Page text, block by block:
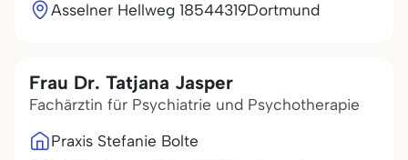
Asselner Hellweg 18544319Dortmund
Frau Dr. Tatjana Jasper
Fachärztin für Psychiatrie und Psychotherapie
Praxis Stefanie Bolte